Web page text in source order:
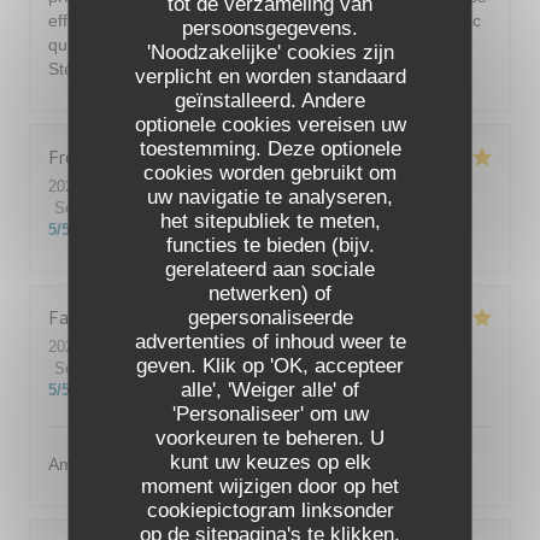
persoonsgegevens.
'Noodzakelijke' cookies zijn
verplicht en worden standaard
geïnstalleerd. Andere
optionele cookies vereisen uw
toestemming. Deze optionele
cookies worden gebruikt om
uw navigatie te analyseren,
het sitepubliek te meten,
functies te bieden (bijv.
gerelateerd aan sociale
netwerken) of
gepersonaliseerde
advertenties of inhoud weer te
geven. Klik op 'OK, accepteer
alle', 'Weiger alle' of
'Personaliseer' om uw
voorkeuren te beheren. U
kunt uw keuzes op elk
moment wijzigen door op het
cookiepictogram linksonder
op de sitepagina's te klikken.
efficace. Plat succulent. Déception sur la poitrine de porc
qui n'était pas aussi délicieuse comme d'ordinaire.
Stéphane Stéphane
Fred
2026-08-08
- 12:45 - Gasten 3
Service
Atmosfeer: 5/5 Keuken: 5/5 Kwaliteit / Prijs
5/5
Fabrice
2026-07-31
- 13:00 - Gasten 4
Service
/5 Atmosfeer: 5/5 Keuken: 5/5 Kwaliteit / Prijs
5/5
Amabilité et service